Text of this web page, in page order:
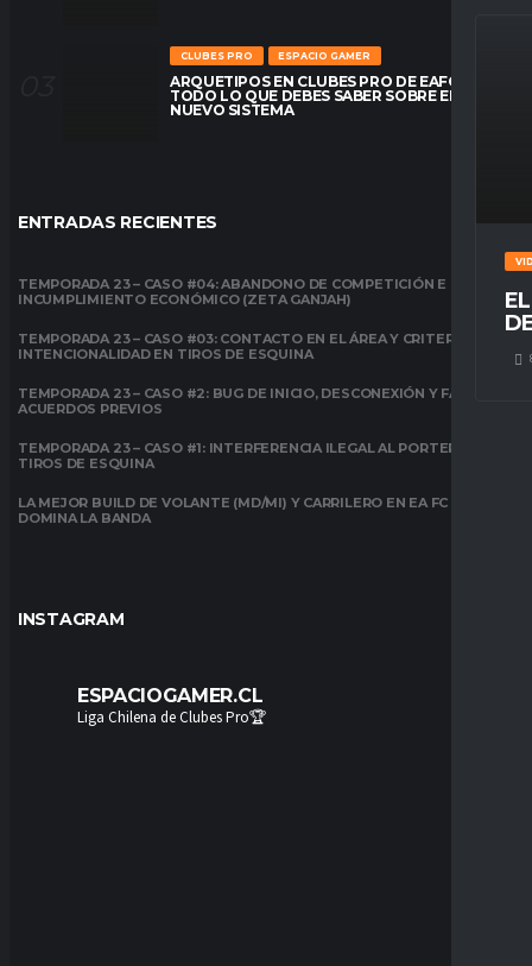
CLUBES PRO ESPACIO GAMER
ARQUETIPOS EN CLUBES PRO DE EAFC26:
TODO LO QUE DEBES SABER SOBRE EL
NUEVO SISTEMA
ENTRADAS RECIENTES
TEMPORADA 23 – CASO #04: ABANDONO DE COMPETICIÓN E
INCUMPLIMIENTO ECONÓMICO (ZETA GANJAH)
TEMPORADA 23 – CASO #03: CONTACTO EN EL ÁREA Y CRITERIO DE
INTENCIONALIDAD EN TIROS DE ESQUINA
TEMPORADA 23 – CASO #2: BUG DE INICIO, DESCONEXIÓN Y FALTA DE
ACUERDOS PREVIOS
TEMPORADA 23 – CASO #1: INTERFERENCIA ILEGAL AL PORTERO EN
TIROS DE ESQUINA
LA MEJOR BUILD DE VOLANTE (MD/MI) Y CARRILERO EN EA FC 26:
DOMINA LA BANDA
INSTAGRAM
ESPACIOGAMER.CL
Liga Chilena de Clubes Pro🏆